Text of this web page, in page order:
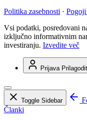
Politika zasebnosti ·
Vsi podatki, posredovani
izključno informativnim
investiranju. Izvedite več
Prijava
Toggle Sidebar
Članki